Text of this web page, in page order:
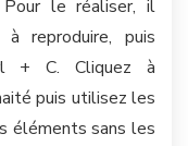
Pour le réaliser, il
reproduire, puis
+ C. Cliquez à
puis utilisez les
éléments sans les